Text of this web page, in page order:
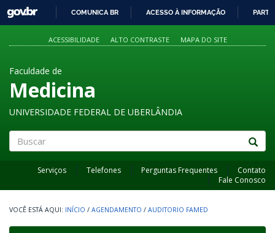
PARA
O
GOVBR
COMUNICA BR ACESSO À INFORMAÇÃO
ACESSIBILIDADE ALTO CONTRASTE MAPA DO SITE
Faculdade de
Medicina
UNIVERSIDADE FEDERAL DE UBERLÂNDIA
Serviços Telefones Perguntas Frequentes
Contato
Fale Conosco
INÍCIO / AGENDAMENTO / AUDITORIO FAMED